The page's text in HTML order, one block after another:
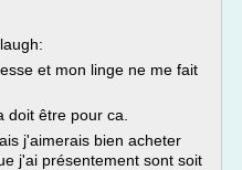
et mon linge ne me fait
doit être pour ca.
j'aimerais bien acheter
j'ai présentement sont soit